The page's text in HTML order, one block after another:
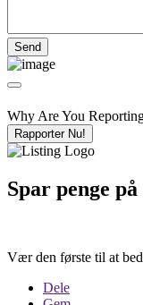
Why Are You
Rapporter Nu!
Spar penge
Vær den første til at
Dele